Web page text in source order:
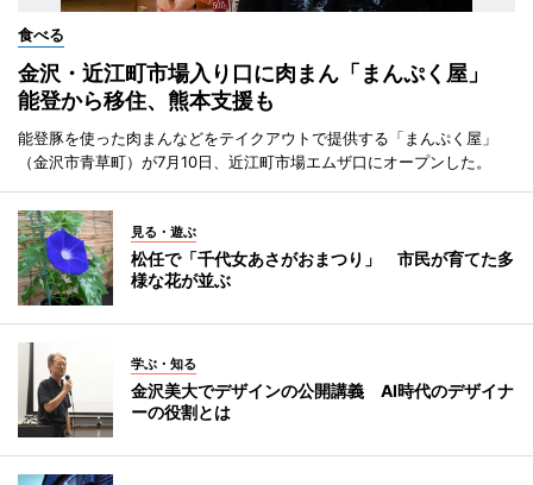
食べる
金沢・近江町市場入り口に肉まん「まんぷく屋」
能登から移住、熊本支援も
能登豚を使った肉まんなどをテイクアウトで提供する「まんぷく屋」
（金沢市青草町）が7月10日、近江町市場エムザ口にオープンした。
見る・遊ぶ
松任で「千代女あさがおまつり」 市民が育てた多
様な花が並ぶ
学ぶ・知る
金沢美大でデザインの公開講義 AI時代のデザイナ
ーの役割とは